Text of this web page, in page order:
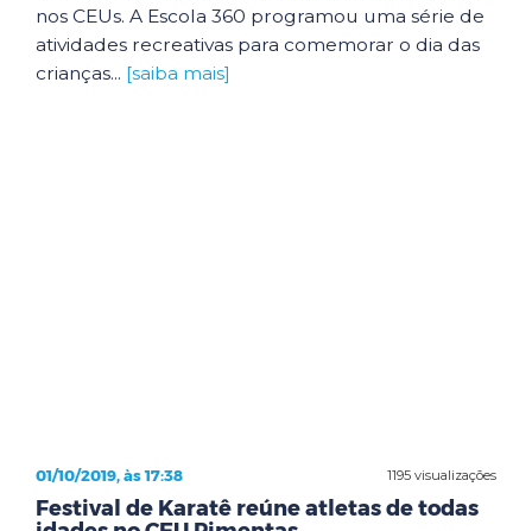
nos CEUs. A Escola 360 programou uma série de
atividades recreativas para comemorar o dia das
crianças... [saiba mais]
1195 visualizações
01/10/2019, às 17:38
Festival de Karatê reúne atletas de todas